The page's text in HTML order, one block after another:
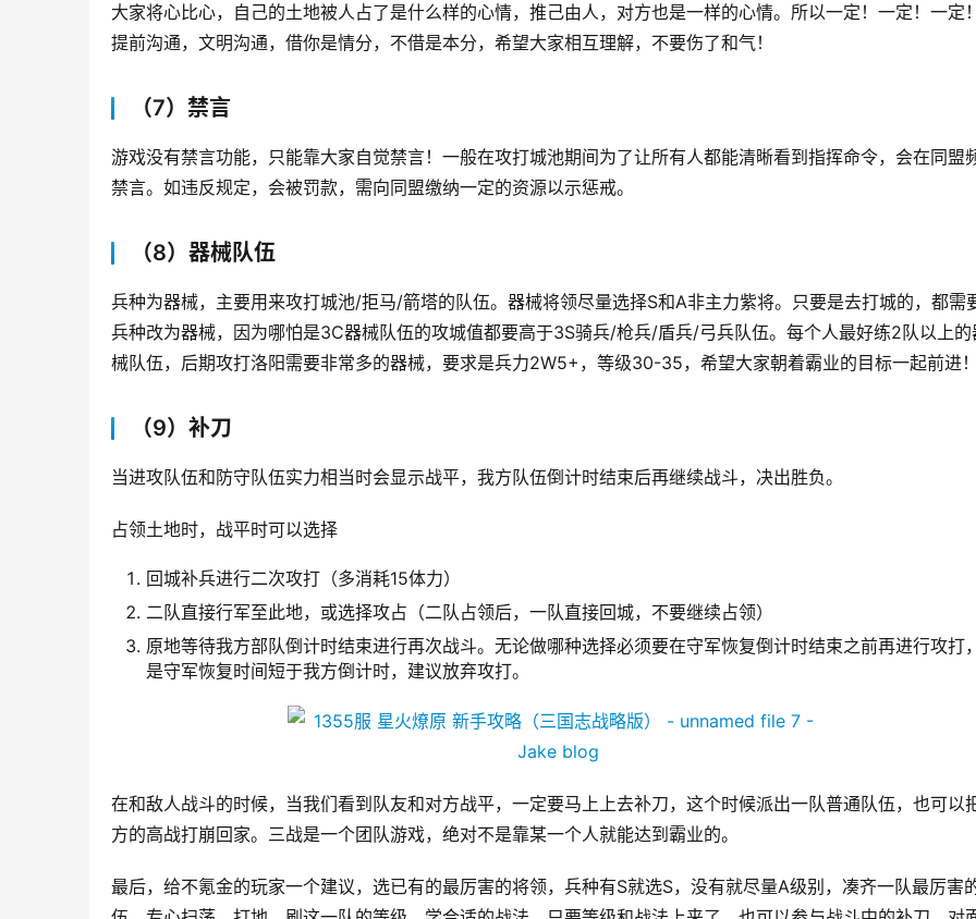
大家将心比心，自己的土地被人占了是什么样的心情，推己由人，对方也是一样的心情。所以一定！一定！一定
提前沟通，文明沟通，借你是情分，不借是本分，希望大家相互理解，不要伤了和气！
（7）禁言
游戏没有禁言功能，只能靠大家自觉禁言！一般在攻打城池期间为了让所有人都能清晰看到指挥命令，会在同盟
禁言。如违反规定，会被罚款，需向同盟缴纳一定的资源以示惩戒。
（8）器械队伍
兵种为器械，主要用来攻打城池/拒马/箭塔的队伍。器械将领尽量选择S和A非主力紫将。只要是去打城的，都需
兵种改为器械，因为哪怕是3C器械队伍的攻城值都要高于3S骑兵/枪兵/盾兵/弓兵队伍。每个人最好练2队以上的
械队伍，后期攻打洛阳需要非常多的器械，要求是兵力2W5+，等级30-35，希望大家朝着霸业的目标一起前进！
（9）补刀
当进攻队伍和防守队伍实力相当时会显示战平，我方队伍倒计时结束后再继续战斗，决出胜负。
占领土地时，战平时可以选择
回城补兵进行二次攻打（多消耗15体力）
二队直接行军至此地，或选择攻占（二队占领后，一队直接回城，不要继续占领）
原地等待我方部队倒计时结束进行再次战斗。无论做哪种选择必须要在守军恢复倒计时结束之前再进行攻打
是守军恢复时间短于我方倒计时，建议放弃攻打。
在和敌人战斗的时候，当我们看到队友和对方战平，一定要马上上去补刀，这个时候派出一队普通队伍，也可以
方的高战打崩回家。三战是一个团队游戏，绝对不是靠某一个人就能达到霸业的。
最后，给不氪金的玩家一个建议，选已有的最厉害的将领，兵种有S就选S，没有就尽量A级别，凑齐一队最厉害